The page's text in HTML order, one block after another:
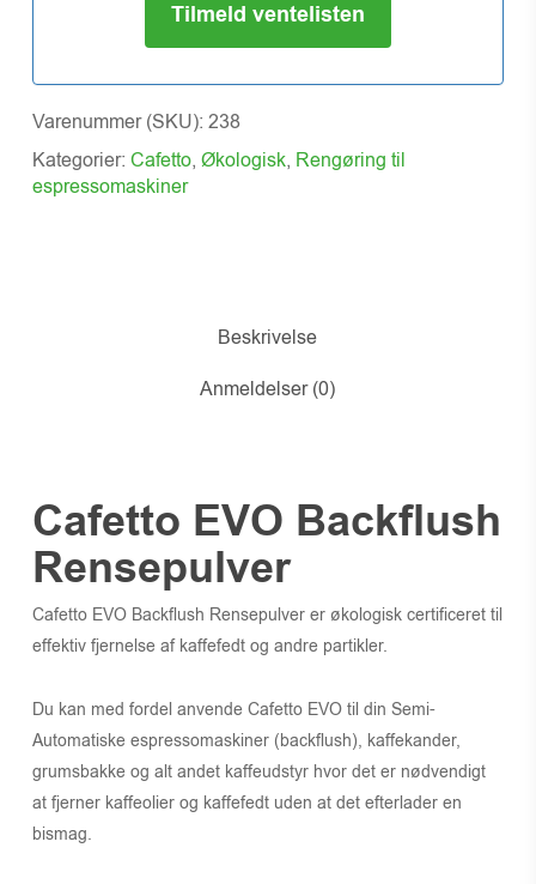
Tilmeld ventelisten
Varenummer (SKU): 238
Kategorier: Cafetto, Økologisk, Rengøring til
espressomaskiner
Beskrivelse
Anmeldelser (0)
Cafetto EVO Backflush
Rensepulver
Cafetto EVO Backflush Rensepulver er økologisk certificeret til
effektiv fjernelse af kaffefedt og andre partikler.
Du kan med fordel anvende Cafetto EVO til din Semi-
Automatiske espressomaskiner (backflush), kaffekander,
grumsbakke og alt andet kaffeudstyr hvor det er nødvendigt
at fjerner kaffeolier og kaffefedt uden at det efterlader en
bismag.